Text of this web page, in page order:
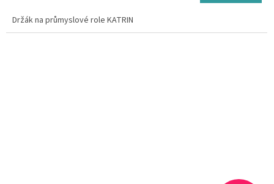
z
Držák na průmyslové role KATRIN